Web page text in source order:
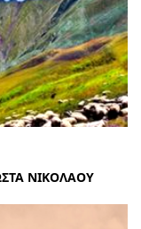
ΝΙΚΟΛΑΟΥ